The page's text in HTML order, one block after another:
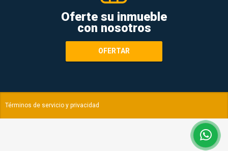
Oferte su inmueble
con nosotros
OFERTAR
Términos de servicio y privacidad